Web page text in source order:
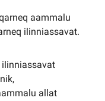
aammalu
ilinniassavat.
ilinniassavat
allat